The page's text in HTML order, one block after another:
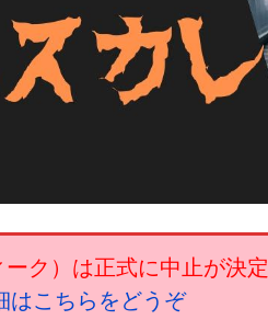
ク）は正式に中止が決定
はこちらをどうぞ